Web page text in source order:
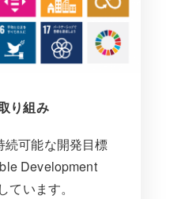
り組み
続可能な開発目標
Development
います。